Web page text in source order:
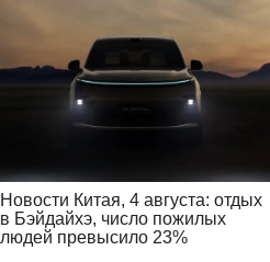
Новости Китая, 4 августа: отдых
в Бэйдайхэ, число пожилых
людей превысило 23%